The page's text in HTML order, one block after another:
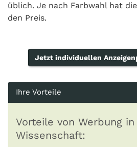
üblich. Je nach Farbwahl hat
den Preis.
Jetzt individuellen
Ihre Vorteile
Vorteile von Werbung
Wissenschaft: